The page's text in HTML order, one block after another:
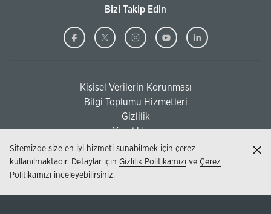
Bizi Takip Edin
Ziraat
(Bu
pencerede
açılacaktır)
Ziraat
(Bu
pencerede
açılacaktır)
Ziraat
(Bu
pencerede
açılacaktır)
Ziraat
(Bu
pencerede
Ziraat
(Bu
Kişisel Verilerin Korunması
(Bu sayfa yeni pencerede açılacaktır)
Bilgi Toplumu Hizmetleri
(Bu sayfa yeni pencerede açılacaktır)
Gizlilik
Yasal Uyarı
Sitemizde size en iyi hizmeti sunabilmek için çerez
kullanılmaktadır. Detaylar için Gizlilik Politikamızı ve Çerez
Politikamızı inceleyebilirsiniz.